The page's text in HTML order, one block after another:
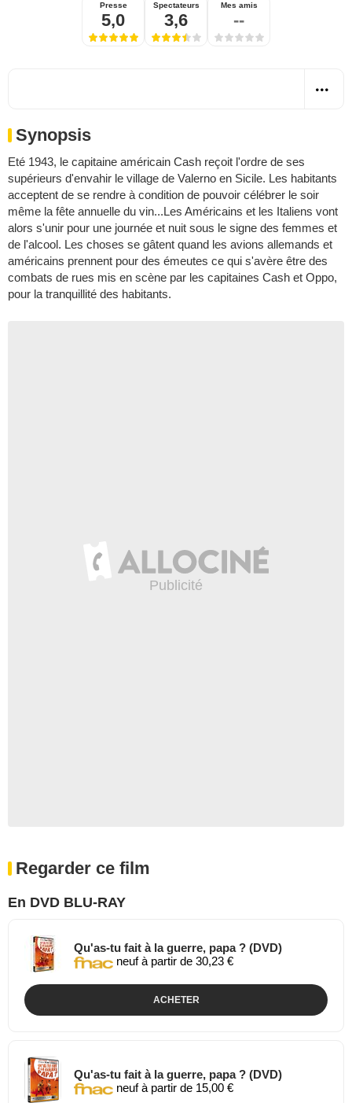
Presse
5,0
Spectateurs
3,6
Mes amis
--
Synopsis
Eté 1943, le capitaine américain Cash reçoit l'ordre de ses
supérieurs d'envahir le village de Valerno en Sicile. Les habitants
acceptent de se rendre à condition de pouvoir célébrer le soir
même la fête annuelle du vin...Les Américains et les Italiens vont
alors s'unir pour une journée et nuit sous le signe des femmes et
de l'alcool. Les choses se gâtent quand les avions allemands et
américains prennent pour des émeutes ce qui s'avère être des
combats de rues mis en scène par les capitaines Cash et Oppo,
pour la tranquillité des habitants.
Regarder ce film
En DVD BLU-RAY
Qu'as-tu fait à la guerre, papa ? (DVD)
neuf à partir de 30,23 €
ACHETER
Qu'as-tu fait à la guerre, papa ? (DVD)
neuf à partir de 15,00 €